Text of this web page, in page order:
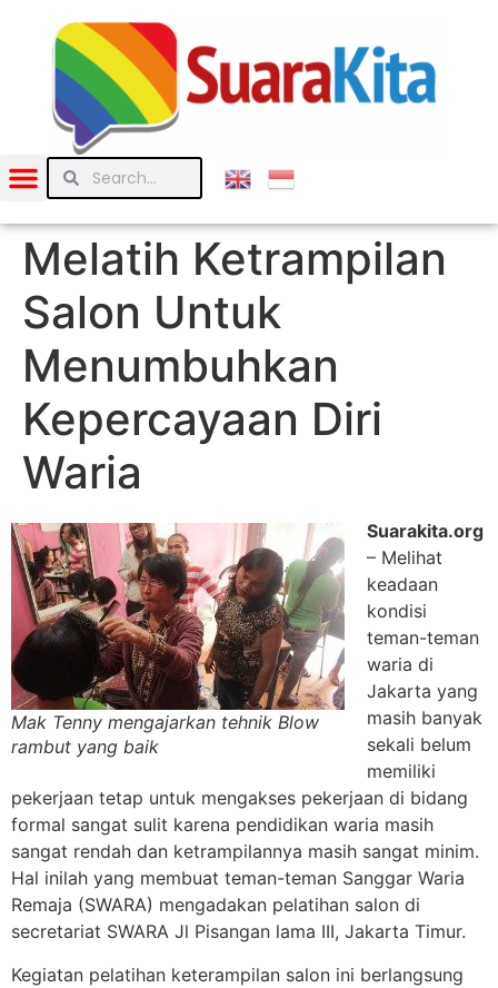
Melatih Ketrampilan
Salon Untuk
Menumbuhkan
Kepercayaan Diri
Waria
Mak Tenny mengajarkan tehnik Blow
rambut yang baik
Suarakita.org
– Melihat
keadaan
kondisi
teman-teman
waria di
Jakarta yang
masih banyak
sekali belum
memiliki
pekerjaan tetap untuk mengakses pekerjaan di bidang
formal sangat sulit karena pendidikan waria masih
sangat rendah dan ketrampilannya masih sangat minim.
Hal inilah yang membuat teman-teman Sanggar Waria
Remaja (SWARA) mengadakan pelatihan salon di
secretariat SWARA Jl Pisangan lama III, Jakarta Timur.
Kegiatan pelatihan keterampilan salon ini berlangsung